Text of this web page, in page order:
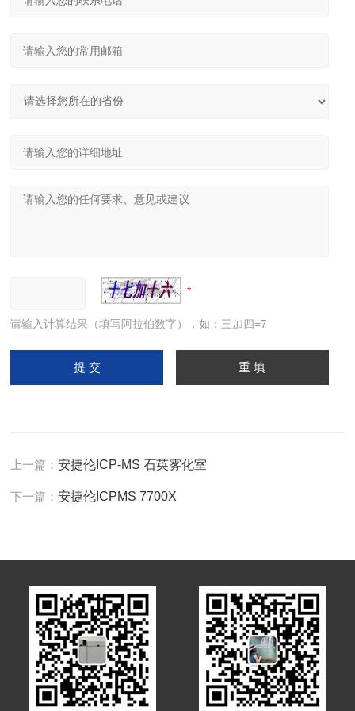
请输入计算结果（填写阿拉伯数字），如：三加四=7
上一篇：安捷伦ICP-MS 石英雾化室
下一篇：安捷伦ICPMS 7700X